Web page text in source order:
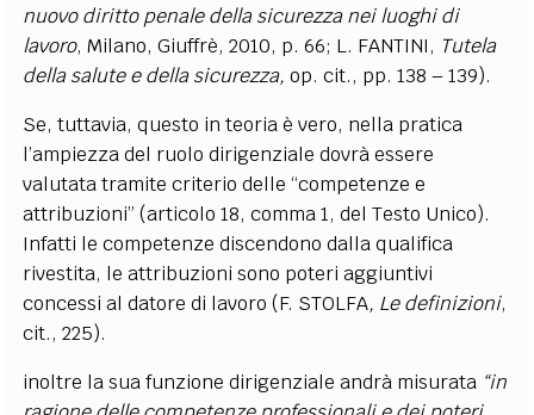
nuovo diritto penale della sicurezza nei luoghi di
lavoro, Milano, Giuffrè, 2010, p. 66; L. FANTINI, Tutela
della salute e della sicurezza, op. cit., pp. 138 – 139).
Se, tuttavia, questo in teoria è vero, nella pratica
l’ampiezza del ruolo dirigenziale dovrà essere
valutata tramite criterio delle “competenze e
attribuzioni” (articolo 18, comma 1, del Testo Unico).
Infatti le competenze discendono dalla qualifica
rivestita, le attribuzioni sono poteri aggiuntivi
concessi al datore di lavoro (F. STOLFA, Le definizioni,
cit., 225).
inoltre la sua funzione dirigenziale andrà misurata “in